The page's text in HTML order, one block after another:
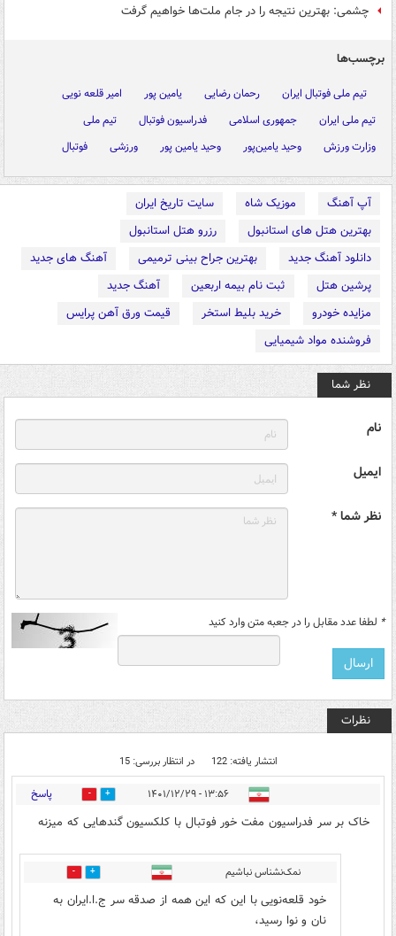
چشمی: بهترین نتیجه را در جام‌ ملت‌ها خواهیم گرفت
برچسب‌ها
تیم ملی فوتبال ایران رحمان رضایی یامین پور
امیر قلعه نویی
تیم ملی ایران
جمهوری اسلامی فدراسیون فوتبال
تیم ملی
وزارت ورزش
وحید یامین‌پور وحید یامین پور ورزشی فوتبال
آپ آهنگ موزیک شاه
سایت تاریخ ایران
بهترین هتل های استانبول
رزرو هتل استانبول
دانلود آهنگ جدید
بهترین جراح بینی ترمیمی
آهنگ های جدید
پرشین هتل
ثبت نام بیمه اربعین
آهنگ جدید
مزایده خودرو
خرید بلیط استخر
قیمت ورق آهن پرایس
فروشنده مواد شیمیایی
نظر شما
نام
ایمیل
نظر شما *
* لطفا عدد مقابل را در جعبه متن وارد کنید
نظرات
انتشار یافته: 122 در انتظار بررسی: 15
۱۳:۵۶ - ۱۴۰۱/۱۲/۲۹ 64 پاسخ
خاک بر سر فدراسیون مفت خور فوتبال با کلکسیون گندهایی که میزنه
نمک‌نشناس نباشیم 16
خود قلعه‌نویی با این که این همه از صدقه سر ج.ا.ایران به
نان و نوا رسید،